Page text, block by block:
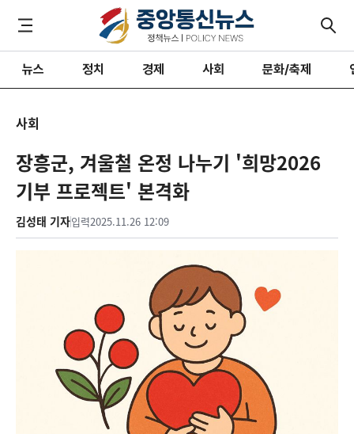
뉴스 정치 경제 사회 문화/축제
사회
장흥군, 겨울철 온정 나누기 '희망2026
기부 프로젝트' 본격화
김성태 기자입력2025.11.26 12:09